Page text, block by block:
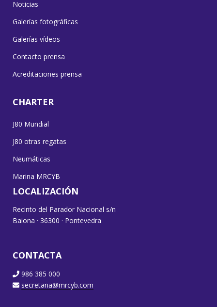
Noticias
Galerías fotográficas
Galerías vídeos
Contacto prensa
Acreditaciones prensa
CHARTER
J80 Mundial
J80 otras regatas
Neumáticas
Marina MRCYB
LOCALIZACIÓN
Recinto del Parador Nacional s/n
Baiona · 36300 · Pontevedra
CONTACTA
986 385 000
secretaria@mrcyb.com